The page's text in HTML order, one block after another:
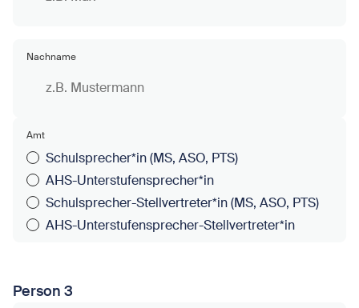
Nachname
Amt
Schulsprecher*in (MS, ASO, PTS)
AHS-Unterstufensprecher*in
Schulsprecher-Stellvertreter*in (MS, ASO, PTS)
AHS-Unterstufensprecher-Stellvertreter*in
Person 3